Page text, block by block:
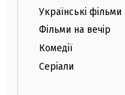
Українські фільми
Фільми на вечір
Комедії
Серіали